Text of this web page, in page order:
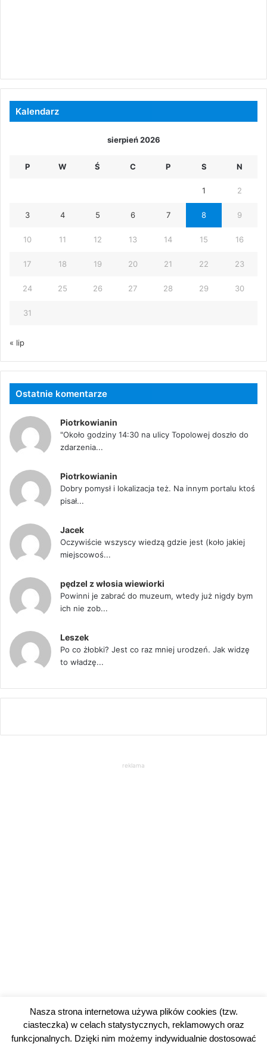
Kalendarz
sierpień 2026
P W Ś C P S N
1 2
3 4 5 6 7 8 9
10 11 12 13 14 15 16
17 18 19 20 21 22 23
24 25 26 27 28 29 30
31
« lip
Ostatnie komentarze
Piotrkowianin
"Około godziny 14:30 na ulicy Topolowej doszło do
zdarzenia...
Piotrkowianin
Dobry pomysł i lokalizacja też. Na innym portalu ktoś
pisał...
Jacek
Oczywiście wszyscy wiedzą gdzie jest (koło jakiej
miejscowoś...
pędzel z włosia wiewiorki
Powinni je zabrać do muzeum, wtedy już nigdy bym
ich nie zob...
Leszek
Po co żłobki? Jest co raz mniej urodzeń. Jak widzę
to władzę...
reklama
Nasza strona internetowa używa plików cookies (tzw.
ciasteczka) w celach statystycznych, reklamowych oraz
funkcjonalnych. Dzięki nim możemy indywidualnie dostosować